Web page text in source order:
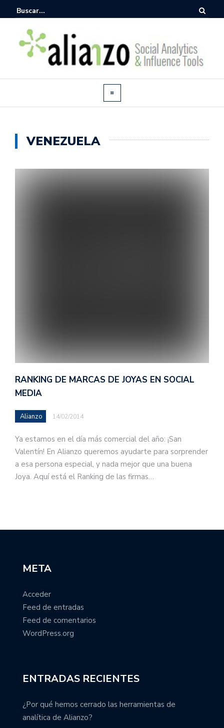
VENEZUELA
RANKING DE MARCAS DE JOYAS EN SOCIAL
MEDIA
Alianzo 14/02/2014
Ya estamos en el día más comercial del año: ¡San
Valentín! En Alianzo queremos ayudarte para sorprender
a esa persona especial, y nada mejor que una buena
Joya. Aquí está el Ranking de las firmas…
META
Acceder
Feed de entradas
Feed de comentarios
WordPress.org
ENTRADAS RECIENTES
¿Por qué hemos cerrado las herramientas de
analítica de Alianzo?